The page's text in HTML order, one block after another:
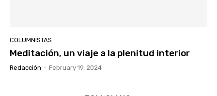
COLUMNISTAS
Meditación, un viaje a la plenitud interior
Redacción - February 19, 2024